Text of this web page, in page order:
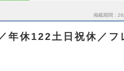
掲載期間
年休122土日祝休／フ